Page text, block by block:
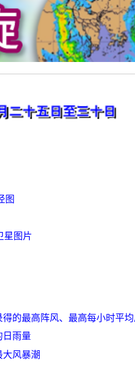
图
星图片
的最高阵风、最高每小时平
日雨量
风暴潮